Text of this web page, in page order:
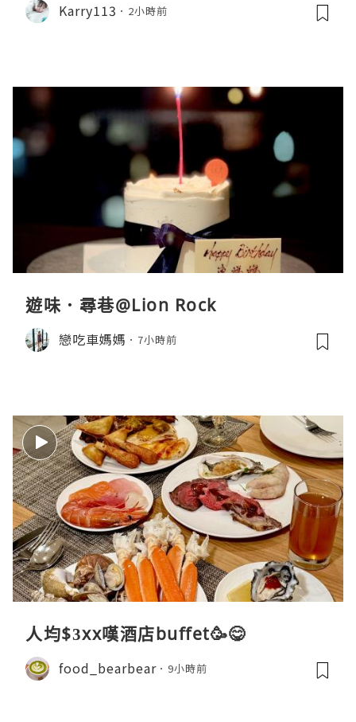
Karry113 2小時前
遊味．尋巷@Lion Rock
戀吃車媽媽 7小時前
人均$3xx嘆酒店buffet🥳😋
food_bearbear 9小時前